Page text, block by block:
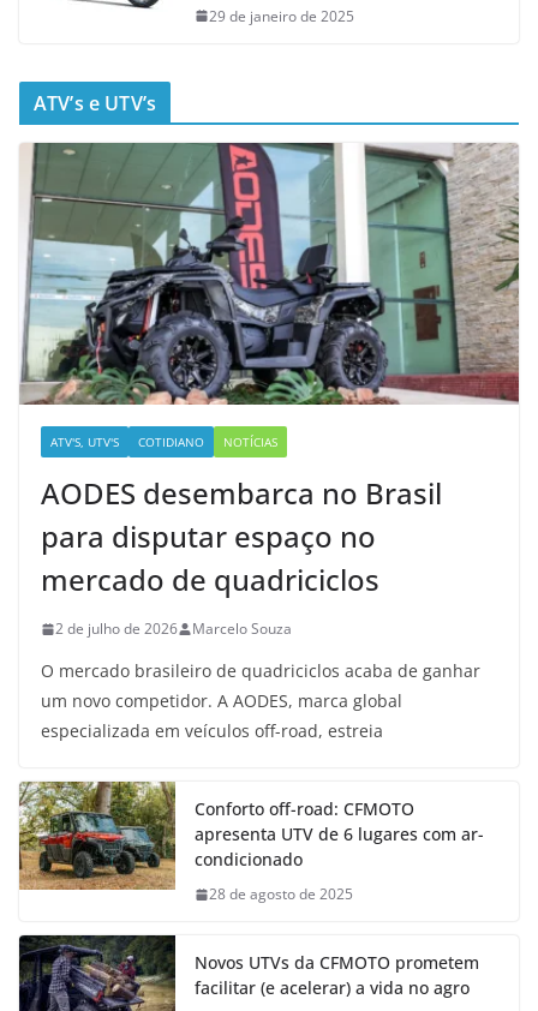
29 de janeiro de 2025
ATV’s e UTV’s
ATV'S, UTV'S COTIDIANO NOTÍCIAS
AODES desembarca no Brasil
para disputar espaço no
mercado de quadriciclos
2 de julho de 2026 Marcelo Souza
O mercado brasileiro de quadriciclos acaba de ganhar
um novo competidor. A AODES, marca global
especializada em veículos off-road, estreia
Conforto off-road: CFMOTO
apresenta UTV de 6 lugares com ar-
condicionado
28 de agosto de 2025
Novos UTVs da CFMOTO prometem
facilitar (e acelerar) a vida no agro